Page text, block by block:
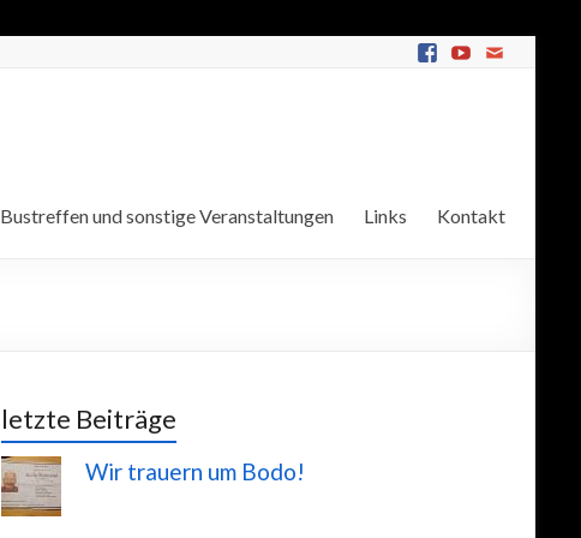
Bustreffen und sonstige Veranstaltungen Links Kontakt
letzte Beiträge
Wir trauern um Bodo!